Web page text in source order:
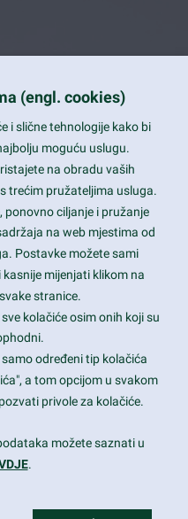
View, CA 94043
Reserved
(engl. cookies)
i slične tehnologije kako bi
moguću uslugu.
na obradu vaših
trećim pružateljima usluga.
ponovno ciljanje i pružanje
na web mjestima od
Postavke možete sami
mijenjati klikom na
stranice.
kolačiće osim onih koji su
određeni tip kolačića
a tom opcijom u svakom
privole za kolačiće.
možete saznati u
.